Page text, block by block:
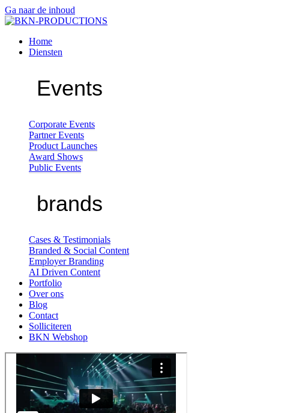
Ga naar de inhoud
Home
Diensten
Events
Corporate Events
Partner Events
Product Launches
Award Shows
Public Events
brands
Cases & Testimonials
Branded & Social Content
Employer Branding
AI Driven Content
Portfolio
Over ons
Blog
Contact
Solliciteren
BKN Webshop